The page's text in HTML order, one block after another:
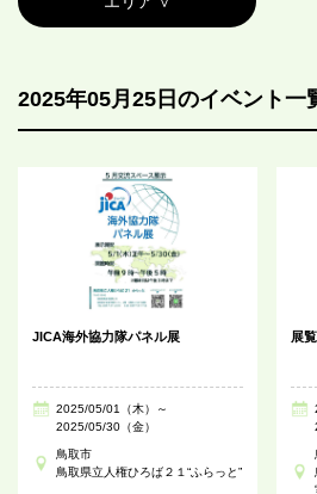
2025年05月25日のイベント一
JICA海外協力隊パネル展
2025/05/01（木）～
2025/05/30（金）
鳥取市
鳥取県立人権ひろば２１“ふらっと”
展